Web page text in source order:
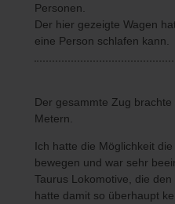
Personen.
Der hier gezeigte Wagen
eine Person schlafen kann.
Der gesammte Zug
Metern.
Ich hatte die Möglichkeit
bewegen und war sehr
Taurus Lokomotive, die
hatte damit so überhaupt